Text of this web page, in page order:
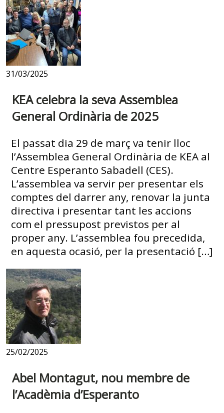
31/03/2025
KEA celebra la seva Assemblea
General Ordinària de 2025
El passat dia 29 de març va tenir lloc
l’Assemblea General Ordinària de KEA al
Centre Esperanto Sabadell (CES).
L’assemblea va servir per presentar els
comptes del darrer any, renovar la junta
directiva i presentar tant les accions
com el pressupost previstos per al
proper any. L’assemblea fou precedida,
en aquesta ocasió, per la presentació […]
25/02/2025
Abel Montagut, nou membre de
l’Acadèmia d’Esperanto